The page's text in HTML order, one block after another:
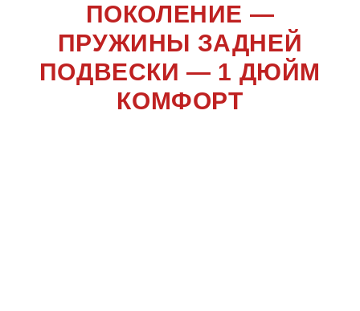
ПОКОЛЕНИЕ —
ПРУЖИНЫ ЗАДНЕЙ
ПОДВЕСКИ — 1 ДЮЙМ
КОМФОРТ